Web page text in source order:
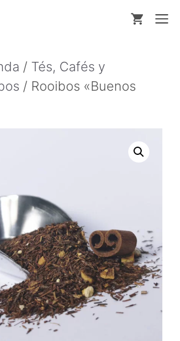
/ Tés, Cafés y
/ Rooibos «Buenos